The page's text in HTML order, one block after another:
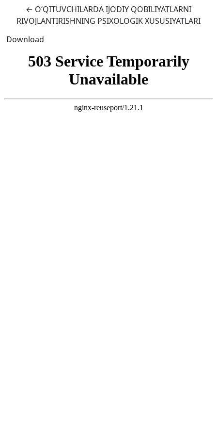
← Return to Article Details
O‘QITUVCHILARDA IJODIY QOBILIYATLARNI
RIVOJLANTIRISHNING PSIXOLOGIK XUSUSIYATLARI
Download